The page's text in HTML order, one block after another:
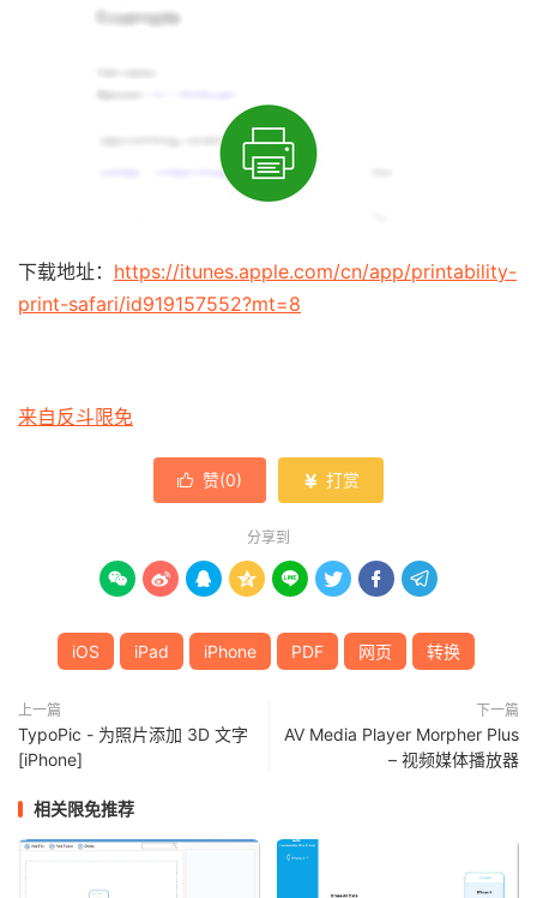
下载地址： https://itunes.apple.com/cn/app/printability-
print-safari/id919157552?mt=8
来自反斗限免
 赞(0)  打赏
分享到
       
iOS iPad iPhone PDF 网页 转换
上一篇
TypoPic - 为照片添加 3D 文字
[iPhone]
下一篇
AV Media Player Morpher Plus
– 视频媒体播放器
相关限免推荐